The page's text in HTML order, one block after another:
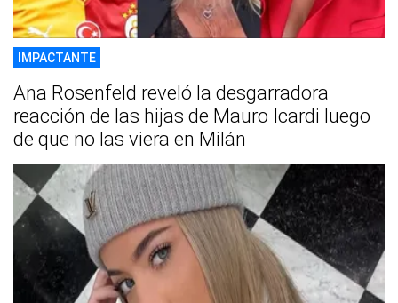
IMPACTANTE
Ana Rosenfeld reveló la desgarradora
reacción de las hijas de Mauro Icardi luego
de que no las viera en Milán